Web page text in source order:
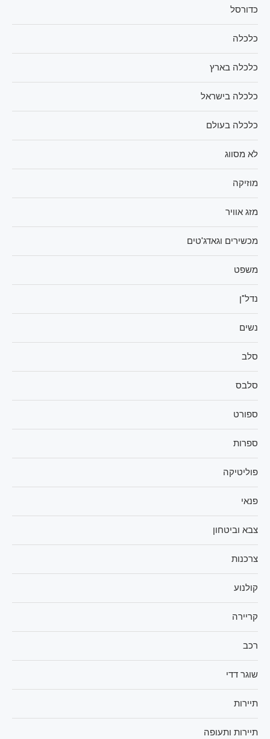
כדורסל
כלכלה
כלכלה בארץ
כלכלה בישראל
כלכלה בעולם
לא מסווג
מוזיקה
מזג אוויר
מכשירים וגאדג'טים
משפט
נדל"ן
נשים
סלב
סלבס
ספורט
ספרות
פוליטיקה
פנאי
צבא וביטחון
צרכנות
קולנוע
קריירה
רכב
שוגר דדי
תיירות
תיירות ותעופה